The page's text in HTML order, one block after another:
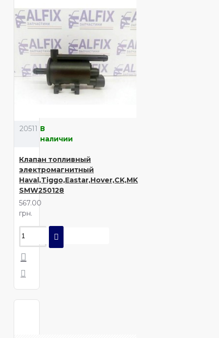
20511 В
наличии
Клапан топливный
электромагнитный
Haval,Tiggo,Eastar,Hover,CK,MK
SMW250128
567.00
грн.